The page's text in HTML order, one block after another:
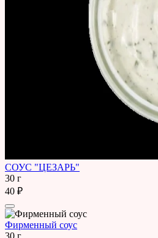
СОУС "ЦЕЗАРЬ"
30 г
40 ₽
Фирменный соус
30 г